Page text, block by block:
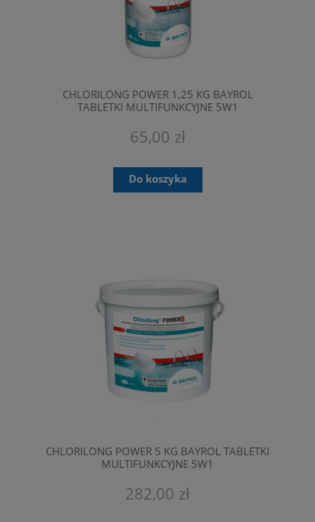
CHLORILONG POWER 1,25 KG BAYROL
TABLETKI MULTIFUNKCYJNE 5W1
65,00 zł
Do koszyka
CHLORILONG POWER 5 KG BAYROL TABLETKI
MULTIFUNKCYJNE 5W1
282,00 zł